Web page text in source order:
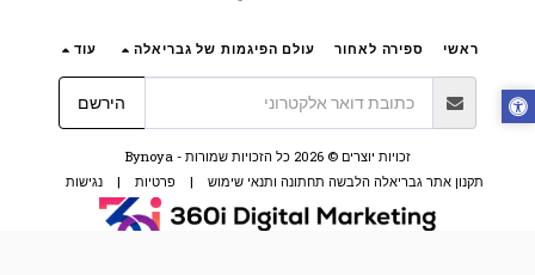
ראשי ספירה לאחור עולם הפיגמות של גבריאלה עוד
הירשם
זכויות יוצרים © 2026 כל הזכויות שמורות -
Bynoya
תקנון אתר גבריאלה הלבשה תחתונה ותנאי שימוש | פרטיות | נגישות